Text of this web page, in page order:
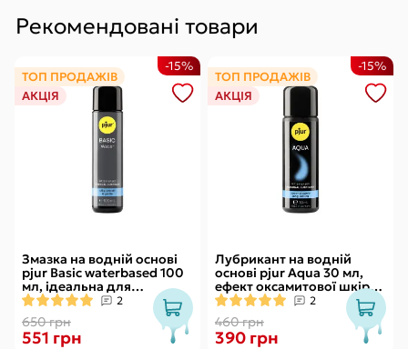
Рекомендовані товари
ТОП ПРОДАЖІВ
АКЦІЯ
Змазка на водній основі
pjur Basic waterbased 100
мл, ідеальна для
новачків, найкраща ціна/
якість
2
650 грн
-15%
551 грн
ТОП ПРОДАЖІВ
АКЦІЯ
Лубрикант на водній
основі pjur Aqua 30 мл,
ефект оксамитової шкіри
без прилипання
2
460 грн
-15%
390 грн